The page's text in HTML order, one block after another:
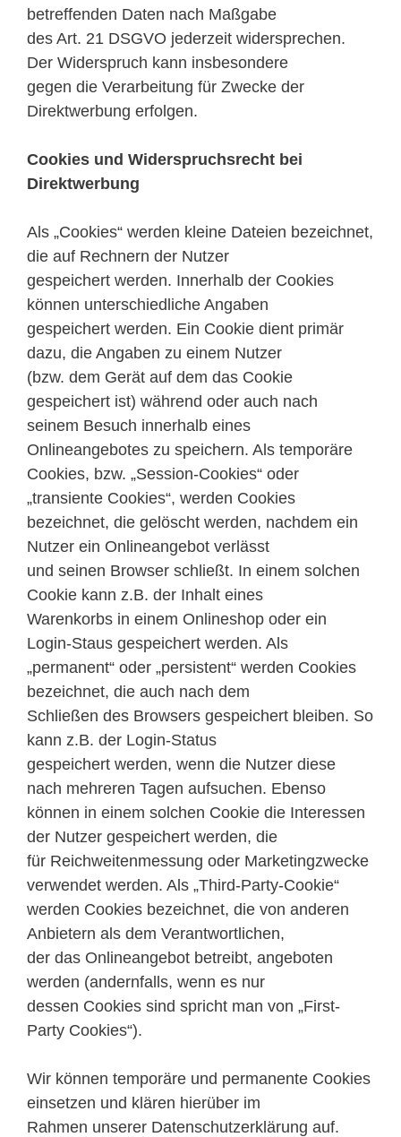
betreffenden Daten nach Maßgabe
des Art. 21 DSGVO jederzeit widersprechen.
Der Widerspruch kann insbesondere
gegen die Verarbeitung für Zwecke der
Direktwerbung erfolgen.
Cookies und Widerspruchsrecht bei
Direktwerbung
Als „Cookies“ werden kleine Dateien bezeichnet,
die auf Rechnern der Nutzer
gespeichert werden. Innerhalb der Cookies
können unterschiedliche Angaben
gespeichert werden. Ein Cookie dient primär
dazu, die Angaben zu einem Nutzer
(bzw. dem Gerät auf dem das Cookie
gespeichert ist) während oder auch nach
seinem Besuch innerhalb eines
Onlineangebotes zu speichern. Als temporäre
Cookies, bzw. „Session-Cookies“ oder
„transiente Cookies“, werden Cookies
bezeichnet, die gelöscht werden, nachdem ein
Nutzer ein Onlineangebot verlässt
und seinen Browser schließt. In einem solchen
Cookie kann z.B. der Inhalt eines
Warenkorbs in einem Onlineshop oder ein
Login-Staus gespeichert werden. Als
„permanent“ oder „persistent“ werden Cookies
bezeichnet, die auch nach dem
Schließen des Browsers gespeichert bleiben. So
kann z.B. der Login-Status
gespeichert werden, wenn die Nutzer diese
nach mehreren Tagen aufsuchen. Ebenso
können in einem solchen Cookie die Interessen
der Nutzer gespeichert werden, die
für Reichweitenmessung oder Marketingzwecke
verwendet werden. Als „Third-Party-Cookie“
werden Cookies bezeichnet, die von anderen
Anbietern als dem Verantwortlichen,
der das Onlineangebot betreibt, angeboten
werden (andernfalls, wenn es nur
dessen Cookies sind spricht man von „First-
Party Cookies“).
Wir können temporäre und permanente Cookies
einsetzen und klären hierüber im
Rahmen unserer Datenschutzerklärung auf.